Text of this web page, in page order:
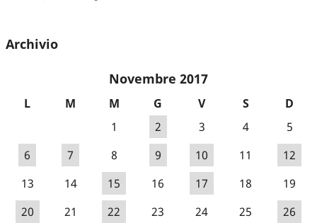
Archivio
Novembre 2017
L M M G V S
D
1
2 3 4
5
6
7 8 9 10 11
12
13
14 15 16 17 18
19
20
21 22 23 24 25
26